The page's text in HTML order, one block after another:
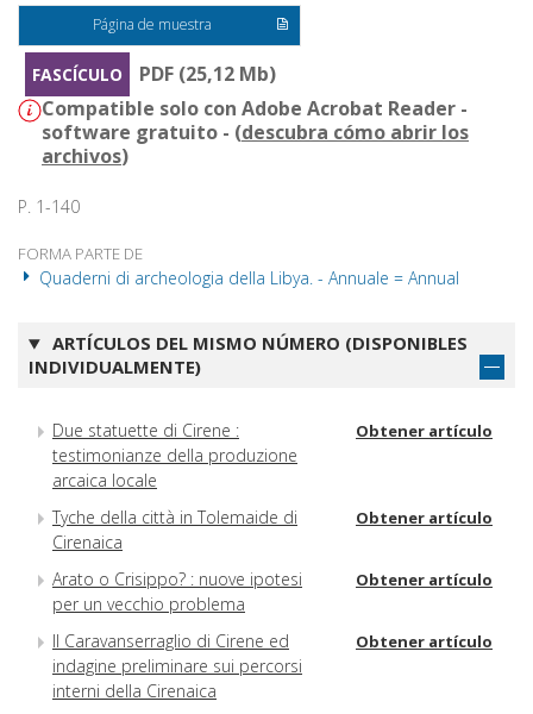
Página de muestra
FASCÍCULO
PDF (25,12 Mb)
Compatible solo con Adobe Acrobat Reader -
software gratuito - (descubra cómo abrir los
archivos)
P. 1-140
FORMA PARTE DE
Quaderni di archeologia della Libya. - Annuale = Annual
ARTÍCULOS DEL MISMO NÚMERO (DISPONIBLES
INDIVIDUALMENTE)
Due statuette di Cirene :
testimonianze della produzione
arcaica locale
Obtener artículo
Tyche della città in Tolemaide di
Cirenaica
Obtener artículo
Arato o Crisippo? : nuove ipotesi
per un vecchio problema
Obtener artículo
Il Caravanserraglio di Cirene ed
indagine preliminare sui percorsi
interni della Cirenaica
Obtener artículo